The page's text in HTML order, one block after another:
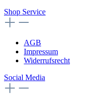
Shop Service
AGB
Impressum
Widerrufsrecht
Social Media